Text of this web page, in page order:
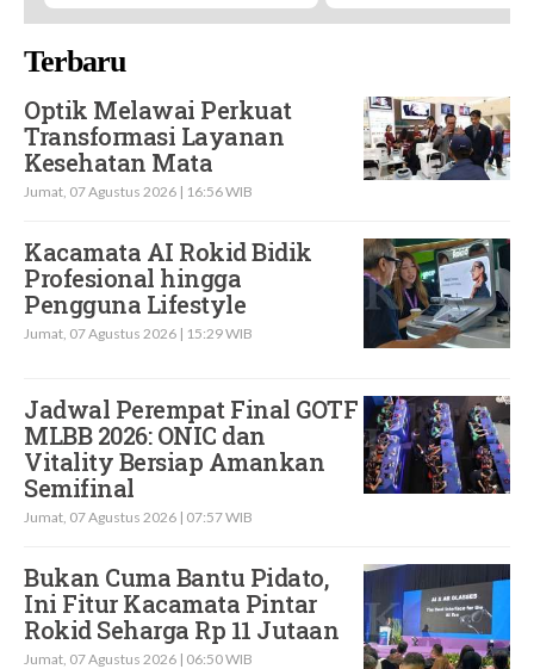
Terbaru
Optik Melawai Perkuat
Transformasi Layanan
Kesehatan Mata
Jumat, 07 Agustus 2026 | 16:56 WIB
Kacamata AI Rokid Bidik
Profesional hingga
Pengguna Lifestyle
Jumat, 07 Agustus 2026 | 15:29 WIB
Jadwal Perempat Final GOTF
MLBB 2026: ONIC dan
Vitality Bersiap Amankan
Semifinal
Jumat, 07 Agustus 2026 | 07:57 WIB
Bukan Cuma Bantu Pidato,
Ini Fitur Kacamata Pintar
Rokid Seharga Rp 11 Jutaan
Jumat, 07 Agustus 2026 | 06:50 WIB